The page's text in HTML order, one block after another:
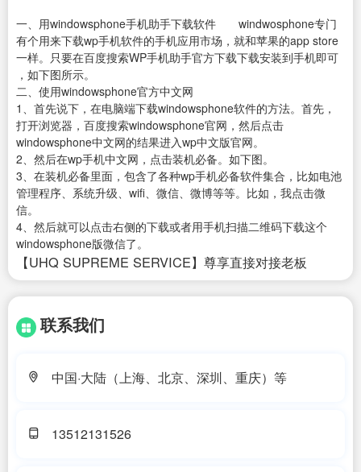
一、用windowsphone手机助手下载软件 windwosphone专门
有个用来下载wp手机软件的手机应用市场，就和苹果的app store
一样。只要在百度搜索WP手机助手官方下载下载安装到手机即可
，如下图所示。
二、使用windowsphone官方中文网
1、首先说下，在电脑端下载windowsphone软件的方法。首先，
打开浏览器，百度搜索windowsphone官网，然后点击
windowsphone中文网的结果进入wp中文版官网。
2、然后在wp手机中文网，点击装机必备。如下图。
3、在装机必备里面，包含了各种wp手机必备软件集合，比如电池
管理程序、系统升级、wifi、微信、微博等等。比如，我点击微
信。
4、然后就可以点击右侧的下载或者用手机扫描二维码下载这个
windowsphone版微信了。
【UHQ SUPREME SERVICE】尊享直接对接老板
联系我们
中国·大陆（上海、北京、深圳、重庆）等
13512131526